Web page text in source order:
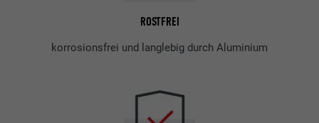
ROSTFREI
korrosionsfrei und langlebig durch Aluminium